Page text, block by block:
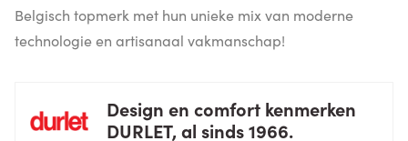
Belgisch topmerk met hun unieke mix van moderne
technologie en artisanaal vakmanschap!
Design en comfort kenmerken
DURLET, al sinds 1966.